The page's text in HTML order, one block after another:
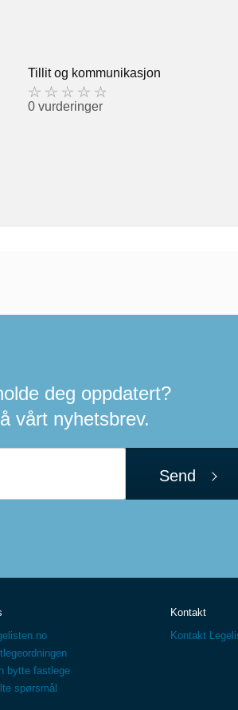
Tillit og kommunikasjon
0 vurderinger
deg oppdatert?
vårt nyhetsbrev.
Send
bytte fastlege
spørsmål
Kontakt
Kontakt